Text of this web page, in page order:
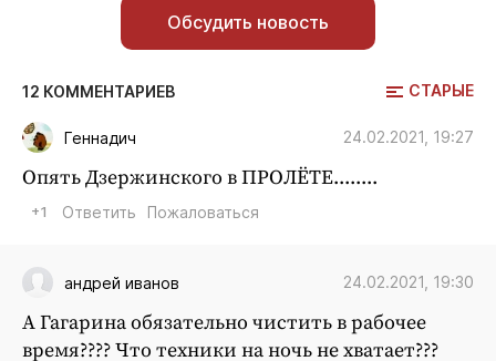
Обсудить новость
12 КОММЕНТАРИЕВ СТАРЫЕ
Геннадич 24.02.2021, 19:27
Опять Дзержинского в ПРОЛЁТЕ........
+1 Ответить Пожаловаться
андрей иванов 24.02.2021, 19:30
А Гагарина обязательно чистить в рабочее
время???? Что техники на ночь не хватает???